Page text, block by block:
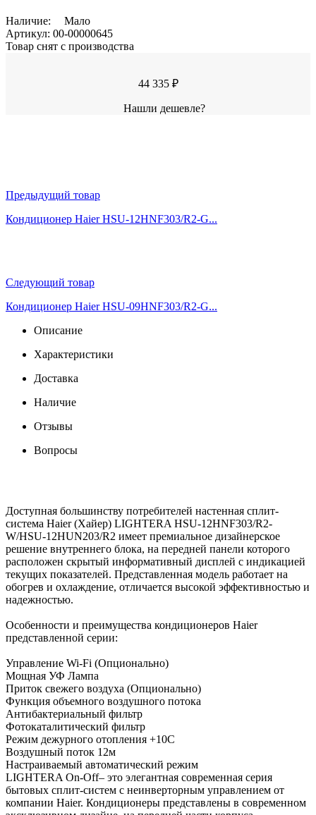
Наличие:
Мало
Артикул: 00-00000645
Товар снят с производства
44 335 ₽
Нашли дешевле?
Предыдущий товар
Кондиционер Haier HSU-12HNF303/R2-G...
Следующий товар
Кондиционер Haier HSU-09HNF303/R2-G...
Описание
Характеристики
Доставка
Наличие
Отзывы
Вопросы
Доступная большинству потребителей настенная сплит-
система Haier (Хайер) LIGHTERA HSU-12HNF303/R2-
W/HSU-12HUN203/R2 имеет премиальное дизайнерское
решение внутреннего блока, на передней панели которого
расположен скрытый информативный дисплей с индикацией
текущих показателей. Представленная модель работает на
обогрев и охлаждение, отличается высокой эффективностью и
надежностью.
Особенности и преимущества кондиционеров Haier
представленной серии:
Управление Wi-Fi (Опционально)
Мощная УФ Лампа
Приток свежего воздуха (Опционально)
Функция объемного воздушного потока
Антибактериальный фильтр
Фотокаталитический фильтр
Режим дежурного отопления +10С
Воздушный поток 12м
Настраиваемый автоматический режим
LIGHTERA On-Off– это элегантная современная серия
бытовых сплит-систем с неинверторным управлением от
компании Haier. Кондиционеры представлены в современном